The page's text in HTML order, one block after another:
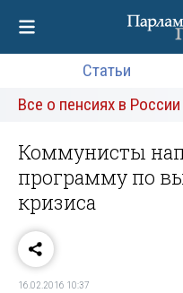
Статьи
Все о пенсиях в России
Коммунисты
программу по
кризиса
16.02.2016 10:37